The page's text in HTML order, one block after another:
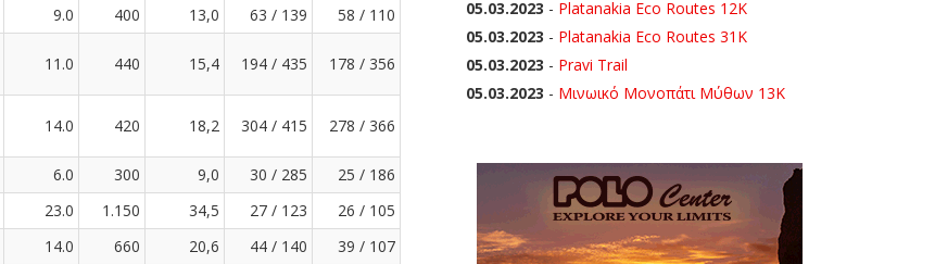
9.0 400 13,0 63 / 139
58 / 110
11.0 440 15,4 194 / 435 178 / 356
14.0 420 18,2 304 / 415 278 / 366
6.0 300 9,0 30 / 285
25 / 186
23.0 1.150 34,5 27 / 123
26 / 105
14.0 660 20,6 44 / 140
39 / 107
05.03.2023 - Platanakia Eco Routes 12K
05.03.2023 - Platanakia Eco Routes 31K
05.03.2023 - Pravi Trail
05.03.2023 - Μινωικό Μονοπάτι Μύθων 13Κ